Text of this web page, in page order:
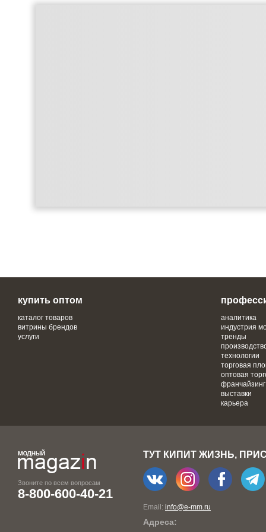
купить оптом
каталог товаров
витрины брендов
услуги
аналитика
индустрия
тренды
технологии
торговая
оптовая
франчайзинг
выставки
карьера
Звоните по всем вопросам
8-800-600-40-21
ТУТ КИПИТ ЖИЗНЬ,
Email: info@e-mm.ru
Адреса: